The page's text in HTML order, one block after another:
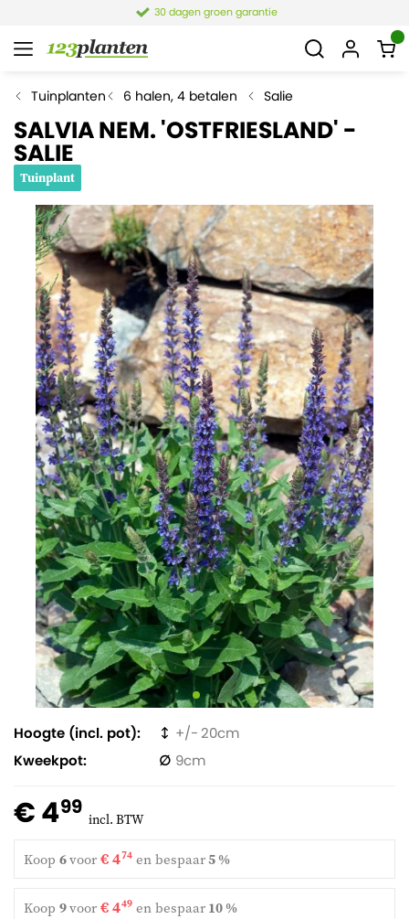
30 dagen groen garantie
Tuinplanten 6 halen, 4 betalen Salie
SALVIA NEM. 'OSTFRIESLAND' -
SALIE
Tuinplant
Hoogte (incl. pot)
20
Kweekpot
9
€ 499 incl. BTW
Koop 6voor€ 474 enbespaar5 %
Koop 9voor€ 449 enbespaar10 %